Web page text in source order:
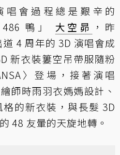
唱會過程總是艱辛的
鴨」 大空昴 ，昨
道 4 周年的 3D 演唱會成
新衣裝簍空吊帶服隨粉
〉登場，接著演唱
師時雨羽衣媽媽設計、
的新衣裝，與長髮 3D
48 友暈的天旋地轉。